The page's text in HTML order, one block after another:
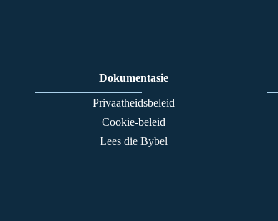
Dokumentasie
Privaatheidsbeleid
Cookie-beleid
Lees die Bybel